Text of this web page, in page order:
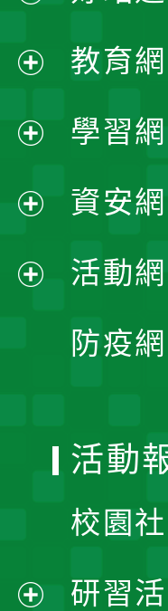
開
選
單
開
選
單
開
選
單
開
選
開
教育
學習
資安
活動
防疫
活動
校園
研習